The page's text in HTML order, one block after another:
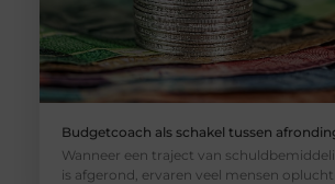
Budgetcoach als schakel tussen
Wanneer een traject van
is afgerond, ervaren veel mensen